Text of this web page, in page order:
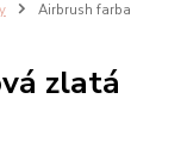
Airbrush farba
zlatá